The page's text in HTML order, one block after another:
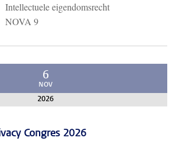
Intellectuele eigendomsrecht
NOVA 9
6
NOV
2026
Congres 2026